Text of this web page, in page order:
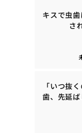
キスで虫
さ
「いつ抜
歯、先延